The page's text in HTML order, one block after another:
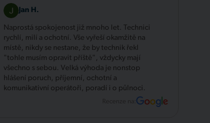
Jan H.
Naprostá spokojenost již mnoho let. Technici
rychlí, milí a ochotní. Vše vyřeší okamžitě na
místě, nikdy se nestane, že by technik řekl
"tohle musím opravit příště", vždycky mají
všechno s sebou. Velká výhoda je nonstop
hlášení poruch, příjemní, ochotní a
komunikativní operátoři, poradí i o půlnoci.
Recenze na: